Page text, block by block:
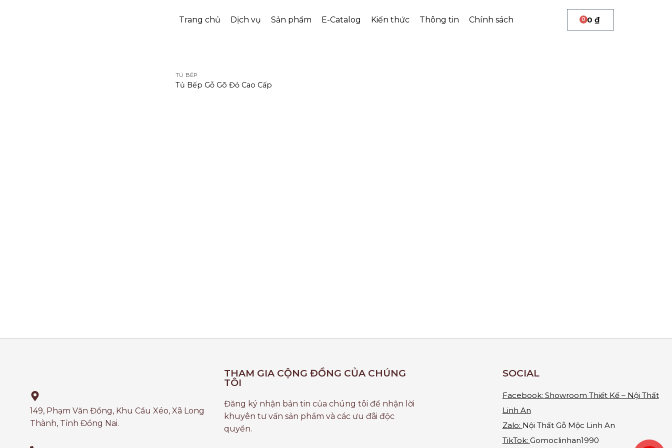
Trang chủ Dịch vụ Sản phẩm E-Catalog Kiến thức Thông tin Chính sách 0 ₫
0
TỦ BẾP
Tủ Bếp Gỗ Gõ Đỏ Cao Cấp
149, Phạm Văn Đồng, Khu Cầu Xéo, Xã Long
Thành, Tỉnh Đồng Nai.
THAM GIA CỘNG ĐỒNG CỦA CHÚNG
TÔI
Đăng ký nhận bản tin của chúng tôi để nhận lời
khuyên tư vấn sản phẩm và các ưu đãi độc
quyền.
SOCIAL
Facebook: Showroom Thiết Kế – Nội Thất
Linh An
Zalo: Nội Thất Gỗ Mộc Linh An
TikTok: Gomoclinhan1990